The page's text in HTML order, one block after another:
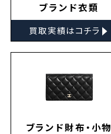
ブランド衣類
買取実績はコチラ ▸
ブランド財布・小物